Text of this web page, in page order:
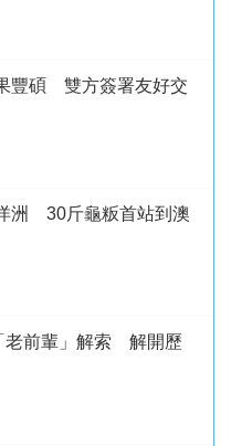
豐碩 雙方簽署友好交
洲 30斤龜粄首站到澳
老前輩」解索 解開歷